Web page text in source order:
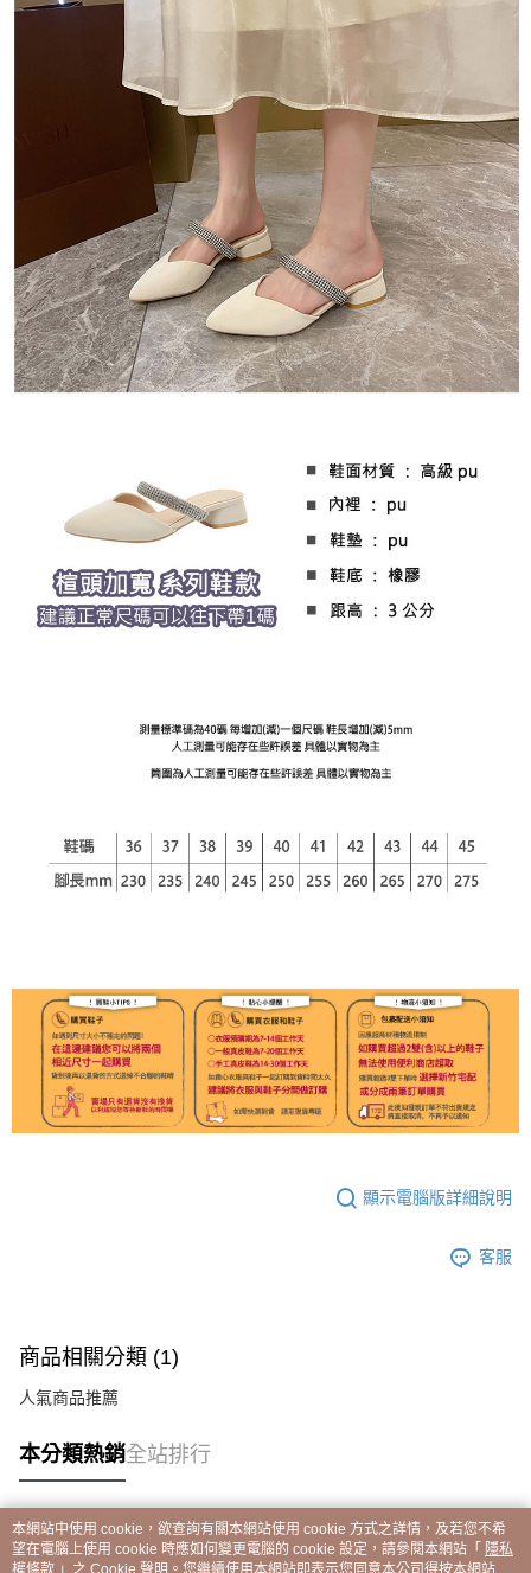
顯示電腦版詳細說明
客服
商品相關分類 (1)
人氣商品推薦
本分類熱銷全站排行
熱門標籤
本網站中使用 cookie，欲查詢有關本網站使用 cookie 方式之詳情，及若您不希
望在電腦上使用 cookie 時應如何變更電腦的 cookie 設定，請參閱本網站「 隱私
權條款 」之 Cookie 聲明。您繼續使用本網站即表示您同意本公司得按本網站使